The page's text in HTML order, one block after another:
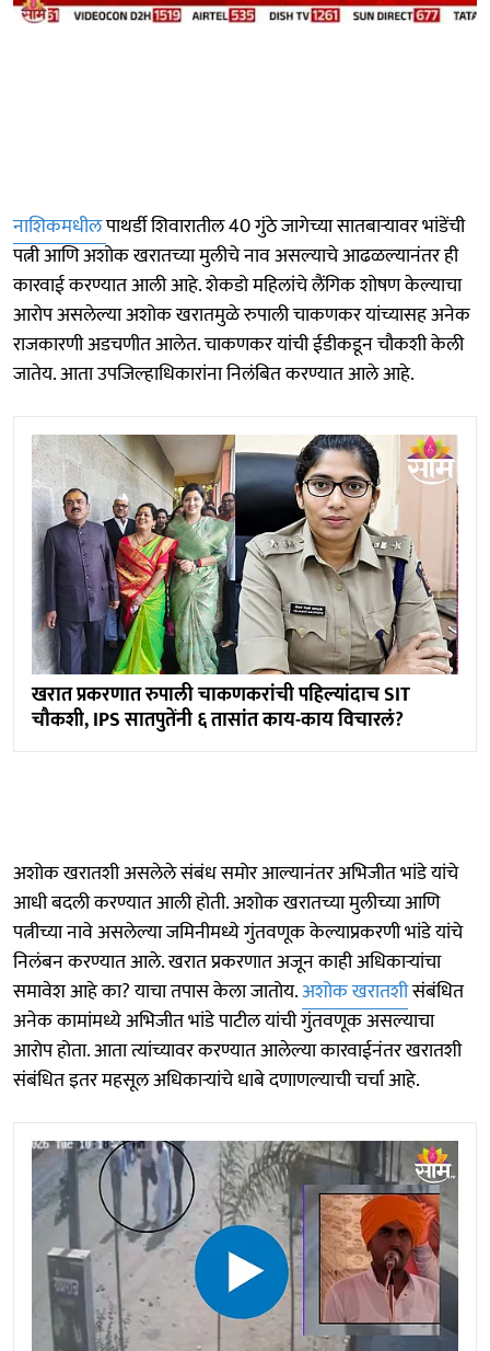
नाशिकमधीलपाथर्डी शिवारातील 40 गुंठे जागेच्या सातबाऱ्यावर भांडेंची
पत्नी आणि अशोक खरातच्या मुलीचे नाव असल्याचे आढळल्यानंतर ही
कारवाई करण्यात आली आहे. शेकडो महिलांचे लैंगिक शोषण केल्याचा
आरोप असलेल्या अशोक खरातमुळे रुपाली चाकणकर यांच्यासह अनेक
राजकारणी अडचणीत आलेत. चाकणकर यांची ईडीकडून चौकशी केली
जातेय. आता उपजिल्हाधिकारांना निलंबित करण्यात आले आहे.
खरात प्रकरणात रुपाली चाकणकरांची पहिल्यांदाच SIT
चौकशी, IPS सातपुतेंनी ६ तासांत काय-काय विचारलं?
अशोक खरातशी असलेले संबंध समोर आल्यानंतर अभिजीत भांडे यांचे
आधी बदली करण्यात आली होती. अशोक खरातच्या मुलीच्या आणि
पत्नीच्या नावे असलेल्या जमिनीमध्ये गुंतवणूक केल्याप्रकरणी भांडे यांचे
निलंबन करण्यात आले. खरात प्रकरणात अजून काही अधिकाऱ्यांचा
समावेश आहे का? याचा तपास केला जातोय.अशोक खरातशीसंबंधित
अनेक कामांमध्ये अभिजीत भांडे पाटील यांची गुंतवणूक असल्याचा
आरोप होता. आता त्यांच्यावर करण्यात आलेल्या कारवाईनंतर खरातशी
संबंधित इतर महसूल अधिकाऱ्यांचे धाबे दणाणल्याची चर्चा आहे.